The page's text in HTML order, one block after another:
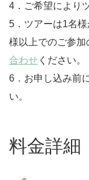
4．ご希望により
5．ツアーは1名
様以上でのご参
合わせ ください。
6．お申し込み前に
い。
料金詳細